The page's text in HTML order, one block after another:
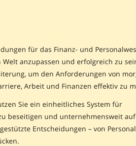
für das Finanz- und
anzupassen und erfolgreich zu
um den Anforderungen von
Arbeit und Finanzen effektiv zu
Sie ein einheitliches System für
beseitigen und unternehmensweit auf
Entscheidungen – von